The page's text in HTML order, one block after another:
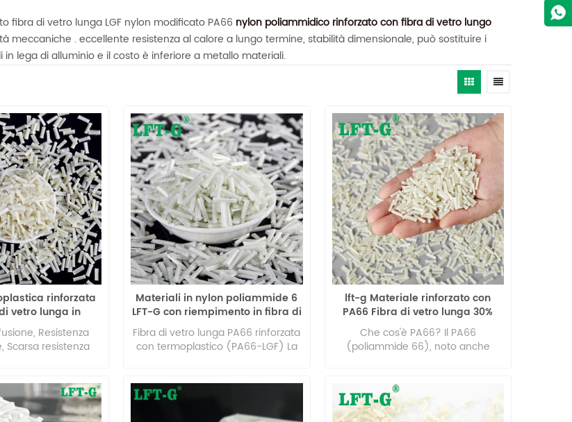
fibra di vetro lunga LGF nylon modificato PA66 nylon poliammidico rinforzato con fibra di vetro lungo
meccaniche . eccellente resistenza al calore a lungo termine, stabilità dimensionale, può sostituire i
in lega di alluminio e il costo è inferiore a metallo materiali.
rinforzata
vetro lunga in
pellet di nylon
Resistenza
Scarsa resistenza
Materiali in nylon poliammide 6
LFT-G con riempimento in fibra di
vetro dal 20% al 60%
Fibra di vetro lunga PA66 rinforzata
con termoplastico (PA66-LGF) La
utilizzati. Offre eccellente resistenza
meccanica, resistenza all'usura,
proprietà isolanti e resistenza
lft-g Materiale rinforzato con
PA66 Fibra di vetro lunga 30%
Specifiche Poliammide66
Plastica modificata
Che cos'è PA66? Il PA66
(poliammide 66), noto anche
ampiamente utilizzato in
applicazioni automobilistiche,
elettriche, elettroniche e industriali.